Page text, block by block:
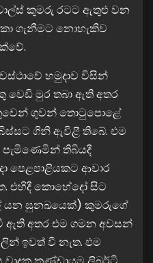
කුමරු රටට ඇතුළු වන
ගැනීමට නොහැකිව
හමුදාව විසින්
වෙඩි මුර තබා ඇති අතර
ගුවන් තොටුපොළේ
ගිනි ඇවිළී තිබේ. එම
තිබියදී
පෙළපාළියකට ආචාර
එහිදී කොහේදෝ සිට
යන සුනඛයෙක්) කුමරුගේ
ඇති අතර එම ගමන අවසන්
ඉවත් වී නැත. එම